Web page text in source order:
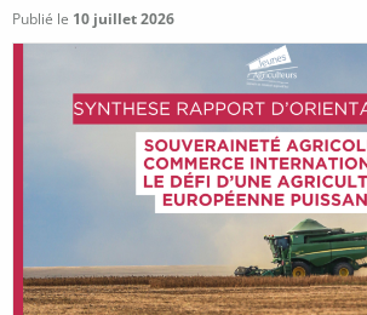
Publié le 10 juillet 2026